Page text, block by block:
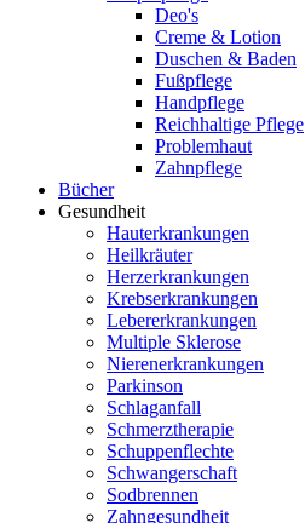
Deo's
Creme & Lotion
Duschen & Baden
Fußpflege
Handpflege
Reichhaltige Pflege
Problemhaut
Zahnpflege
Bücher
Gesundheit
Hauterkrankungen
Heilkräuter
Herzerkrankungen
Krebserkrankungen
Lebererkrankungen
Multiple Sklerose
Nierenerkrankungen
Parkinson
Schlaganfall
Schmerztherapie
Schuppenflechte
Schwangerschaft
Sodbrennen
Zahngesundheit